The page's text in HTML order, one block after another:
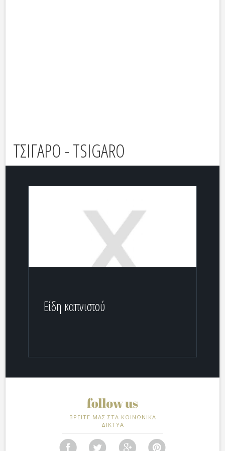
ΤΣΙΓΑΡΟ - TSIGARO
Είδη καπνιστού
ΒΡΕΙΤΕ ΜΑΣ ΣΤΑ ΚΟΙΝΩΝΙΚΑ
ΔΙΚΤΥΑ